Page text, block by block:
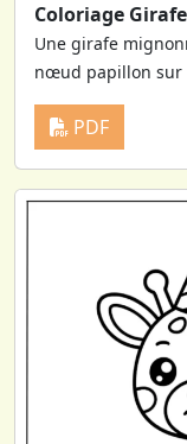
Coloriage
Une girafe
nœud papillon sur
PDF